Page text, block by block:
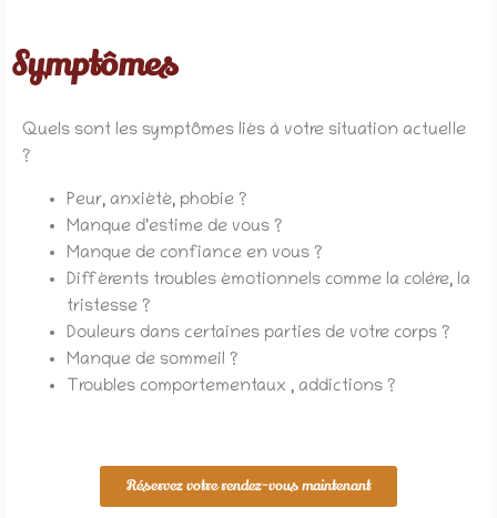
Symptômes
Quels sont les symptômes liés à votre situation actuelle
?
Peur, anxiété, phobie ?
Manque d’estime de vous ?
Manque de confiance en vous ?
Différents troubles émotionnels comme la colère, la
tristesse ?
Douleurs dans certaines parties de votre corps ?
Manque de sommeil ?
Troubles comportementaux , addictions ?
Réservez votre rendez-vous maintenant